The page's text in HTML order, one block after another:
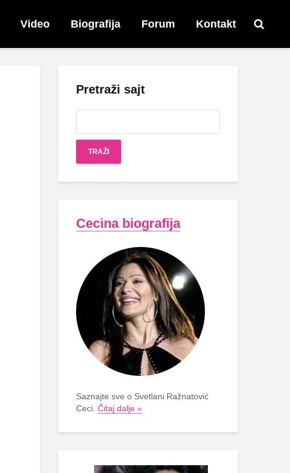
Video Biografija Forum Kontakt
Pretraži sajt
Cecina biografija
Saznajte sve o Svetlani Ražnatović
Ceci. Čitaj dalje »